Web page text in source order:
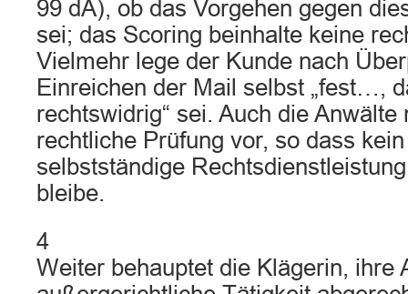
99 dA), ob das Vorgehen gegen
sei; das Scoring beinhalte keine
Vielmehr lege der Kunde nach
Einreichen der Mail selbst „fest…,
rechtswidrig“ sei. Auch die Anwälte
rechtliche Prüfung vor, so dass
selbstständige
bleibe.
4
Weiter behauptet die Klägerin, ihre